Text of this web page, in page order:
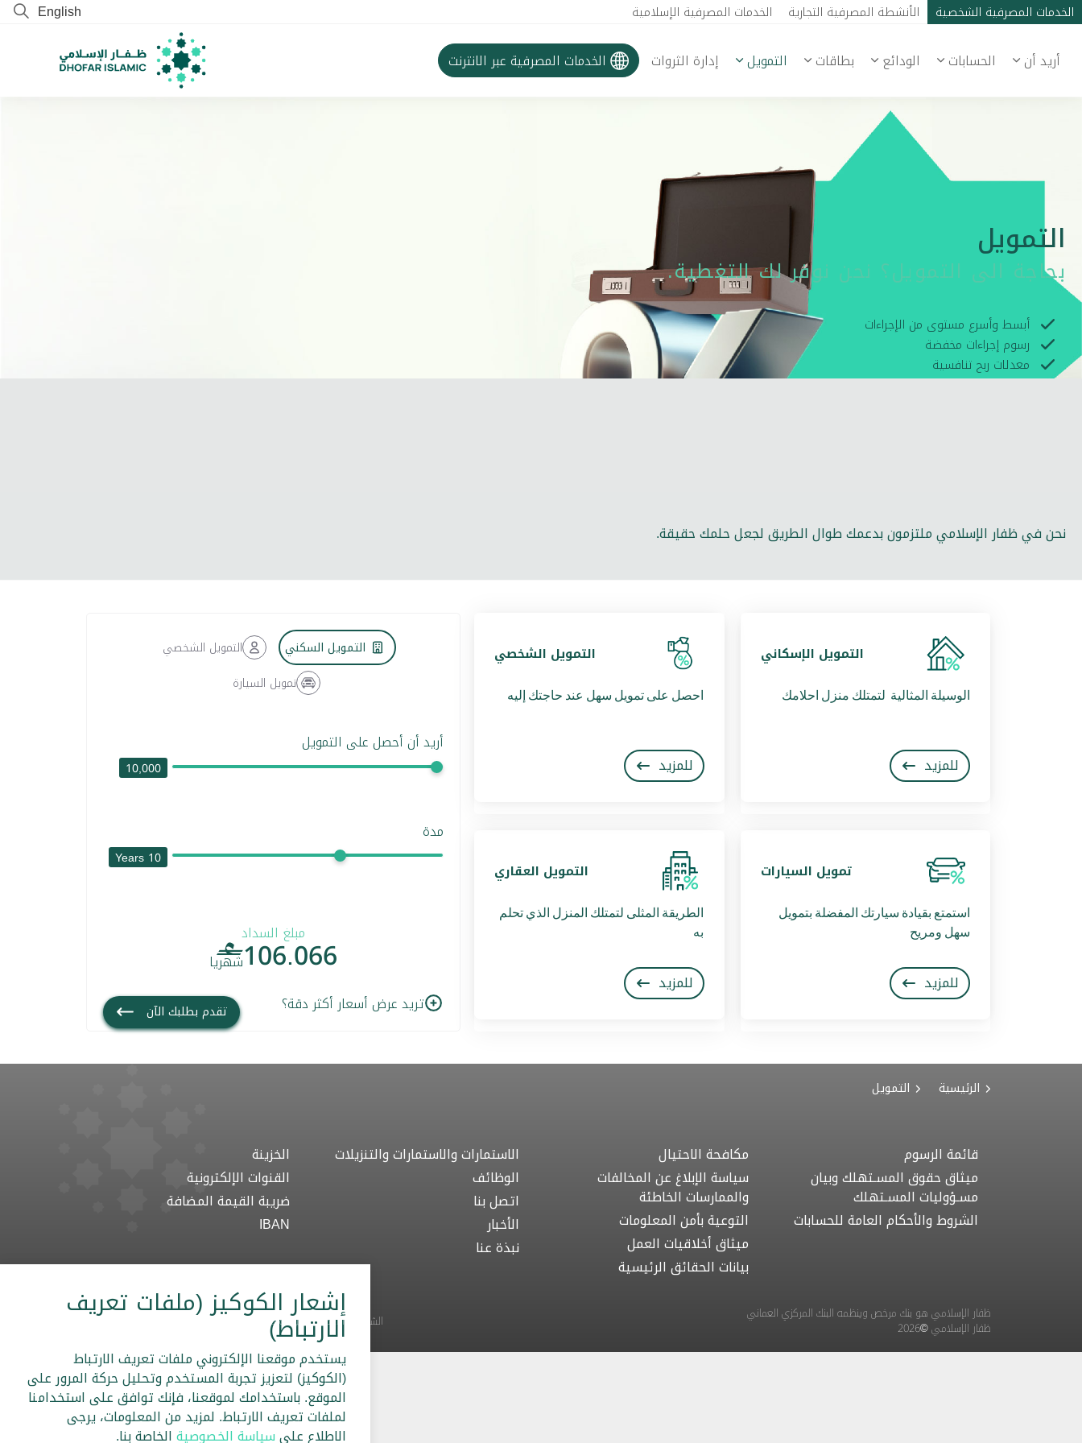
الخدمات المصرفية الشخصية الأنشطة المصرفية التجارية الخدمات المصرفية الإسلامية English
أريد أن الحسابات الودائع بطاقات التمويل إدارة الثروات الخدمات المصرفية عبر الانترنت
التمويل
بحاجة الى التمويل؟ نحن نوفر لك التغطية.
أبسط وأسرع مستوى من الإجراءات
رسوم إجراءات مخفضة
معدلات ربح تنافسية
نحن في ظفار الإسلامي ملتزمون بدعمك طوال الطريق لجعل حلمك حقيقة.
التمويل الإسكاني
الوسيلة المثالية لتمتلك منزل احلامك
للمزيد
التمويل الشخصي
احصل على تمويل سهل عند حاجتك إليه
للمزيد
تمويل السيارات
استمتع بقيادة سيارتك المفضلة بتمويل
سهل ومريح
للمزيد
التمويل العقاري
الطريقة المثلى لتمتلك المنزل الذي تحلم
به
للمزيد
التمويل السكني
التمويل الشخصي
تمويل السيارة
أريد أن أحصل على التمويل
10,000
مدة
10 Years
مبلغ السداد
106.066

شهريا
تريد عرض أسعار أكثر دقة؟
تقدم بطلبك الآن
الرئيسية التمويل
قائمة الرسوم
ميثاق حقوق المسـتهلك وبيان
مسـؤوليات المسـتهلك
الشروط والأحكام العامة للحسابات
مكافحة الاحتيال
سياسة الإبلاغ عن المخالفات
والممارسات الخاطئة
التوعية بأمن المعلومات
ميثاق أخلاقيات العمل
بيانات الحقائق الرئيسية
الاستمارات والاستمارات والتنزيلات
الوظائف
اتصل بنا
الأخبار
نبذة عنا
الخزينة
القنوات الإلكترونية
ضريبة القيمة المضافة
IBAN
ظفار الإسلامي هو بنك مرخص وينظمه البنك المركزي العماني
ظفار الإسلامي ©2026
الشروط والأحكام سياسة خصوصية الموقع الالكتروني خارطة الموقع
إشعار الكوكيز (ملفات تعريف
الارتباط)
يستخدم موقعنا الإلكتروني ملفات تعريف الارتباط
(الكوكيز) لتعزيز تجربة المستخدم وتحليل حركة المرور على
الموقع. باستخدامك لموقعنا، فإنك توافق على استخدامنا
لملفات تعريف الارتباط. لمزيد من المعلومات، يرجى
الاطلاع على سياسة الخصوصية الخاصة بنا.